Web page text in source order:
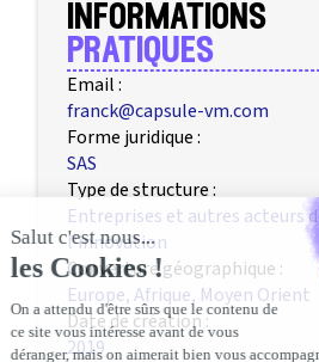
informations
pratiques
Email :
franck@capsule-vm.com
Forme juridique :
SAS
Type de structure :
Entreprises et autres acteurs
l'innovation
Converture géographique :
Europe, Afrique, Moyen Orient
Date de création :
2019